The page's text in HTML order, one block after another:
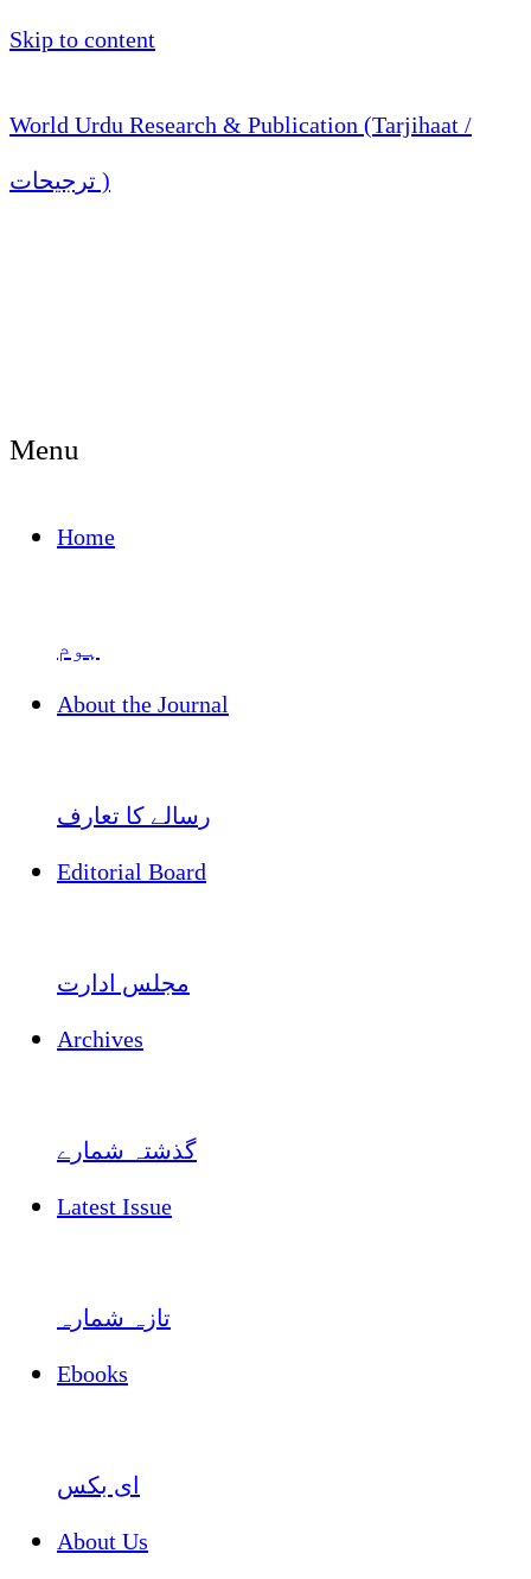
Skip to content
World Urdu Research & Publication (Tarjihaat /
ترجیحات )
Menu
Home
ہوم
About the Journal
رسالے کا تعارف
Editorial Board
مجلس ادارت
Archives
گذشتہ شمارے
Latest Issue
تازہ شمارہ
Ebooks
ای بکس
About Us